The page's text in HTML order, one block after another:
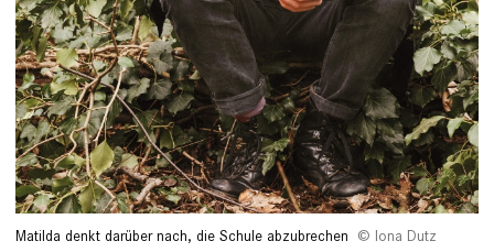
Matilda denkt darüber nach, die Schule abzubrechen Iona Dutz